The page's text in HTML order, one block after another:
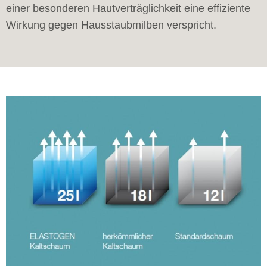
einer besonderen Hautverträglichkeit eine effiziente
Wirkung gegen Hausstaubmilben verspricht.